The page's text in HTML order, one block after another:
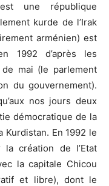
une république
kurde de l’Irak
arménien) est
1992 d’après les
mai (le parlement
du gouvernement).
nos jours deux
démocratique de la
En 1992 le
création de l’Etat
la capitale Chicou
et libre), dont le